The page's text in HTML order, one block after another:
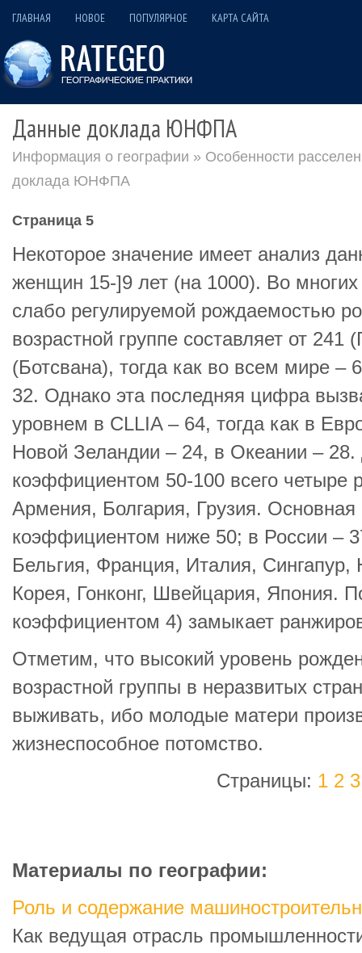
ГЛАВНАЯ НОВОЕ ПОПУЛЯРНОЕ КАРТА САЙТА
Данные доклада ЮНФПА
Информация о географии » Особенности
доклада ЮНФПА
Страница 5
Некоторое значение имеет анализ
женщин 15-]9 лет (на 1000). Во многих
слабо регулируемой рождаемостью
возрастной группе составляет от 241
(Ботсвана), тогда как во всем мире –
32. Однако эта последняя цифра
уровнем в CLLIA – 64, тогда как в
Новой Зеландии – 24, в Океании – 28.
коэффициентом 50-100 всего
Армения, Болгария, Грузия. Основная
коэффициентом ниже 50; в России –
Бельгия, Франция, Италия,
Корея, Гонконг, Швейцария, Япония.
коэффициентом 4) замыкает
Отметим, что высокий уровень
возрастной группы в неразвитых
выживать, ибо молодые матери
жизнеспособное потомство.
Страницы: 1 2 3
Материалы по географии:
Роль и содержание
Как ведущая отрасль